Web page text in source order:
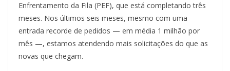
Enfrentamento da Fila (PEF), que está completando três
meses. Nos últimos seis meses, mesmo com uma
entrada recorde de pedidos — em média 1 milhão por
mês —, estamos atendendo mais solicitações do que as
novas que chegam.